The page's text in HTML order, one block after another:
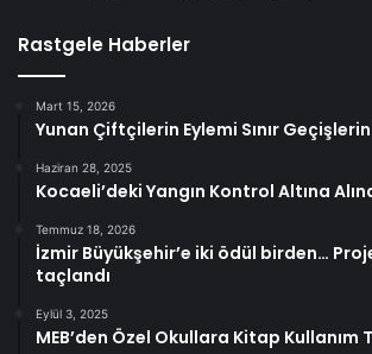
Rastgele Haberler
Mart 15, 2026
Yunan Çiftçilerin Eylemi Sınır
Haziran 28, 2025
Kocaeli’deki Yangın Kontrol Altına
Temmuz 18, 2026
İzmir Büyükşehir’e iki ödül birden…
taçlandı
Eylül 3, 2025
MEB’den Özel Okullara Kitap Kullanım